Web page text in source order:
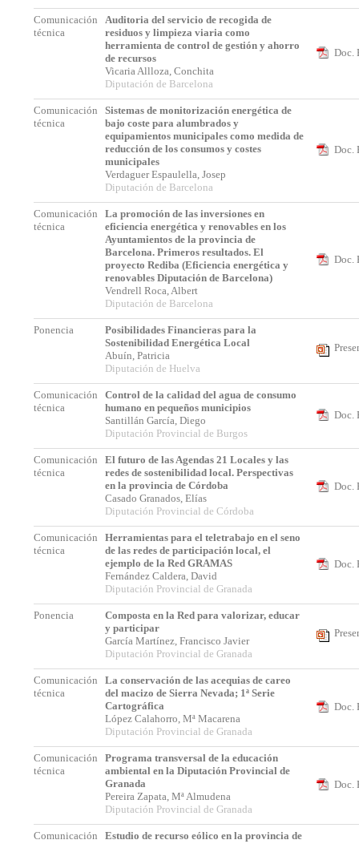
Comunicación
técnica
Auditoria del servicio de recogida de
residuos y limpieza viaria como
herramienta de control de gestión y ahorro
de recursos
Vicaria Allloza, Conchita
Diputación de Barcelona
Doc.
Comunicación
técnica
Sistemas de monitorización energética de
bajo coste para alumbrados y
equipamientos municipales como medida de
reducción de los consumos y costes
municipales
Verdaguer Espaulella, Josep
Diputación de Barcelona
Doc.
Comunicación
técnica
La promoción de las inversiones en
eficiencia energética y renovables en los
Ayuntamientos de la provincia de
Barcelona. Primeros resultados. El
proyecto Rediba (Eficiencia energética y
renovables Diputación de Barcelona)
Vendrell Roca, Albert
Diputación de Barcelona
Doc.
Ponencia
Posibilidades Financieras para la
Sostenibilidad Energética Local
Abuín, Patricia
Diputación de Huelva
Comunicación
técnica
Control de la calidad del agua de consumo
humano en pequeños municipios
Santillán García, Diego
Diputación Provincial de Burgos
Doc.
Comunicación
técnica
El futuro de las Agendas 21 Locales y las
redes de sostenibilidad local. Perspectivas
en la provincia de Córdoba
Casado Granados, Elías
Diputación Provincial de Córdoba
Doc.
Comunicación
técnica
Herramientas para el teletrabajo en el seno
de las redes de participación local, el
ejemplo de la Red GRAMAS
Fernández Caldera, David
Diputación Provincial de Granada
Doc.
Ponencia
Composta en la Red para valorizar, educar
y participar
García Martínez, Francisco Javier
Diputación Provincial de Granada
Comunicación
técnica
La conservación de las acequias de careo
del macizo de Sierra Nevada; 1ª Serie
Cartográfica
López Calahorro, Mª Macarena
Diputación Provincial de Granada
Doc.
Comunicación
técnica
Programa transversal de la educación
ambiental en la Diputación Provincial de
Granada
Pereira Zapata, Mª Almudena
Diputación Provincial de Granada
Doc.
Comunicación
Estudio de recurso eólico en la provincia de